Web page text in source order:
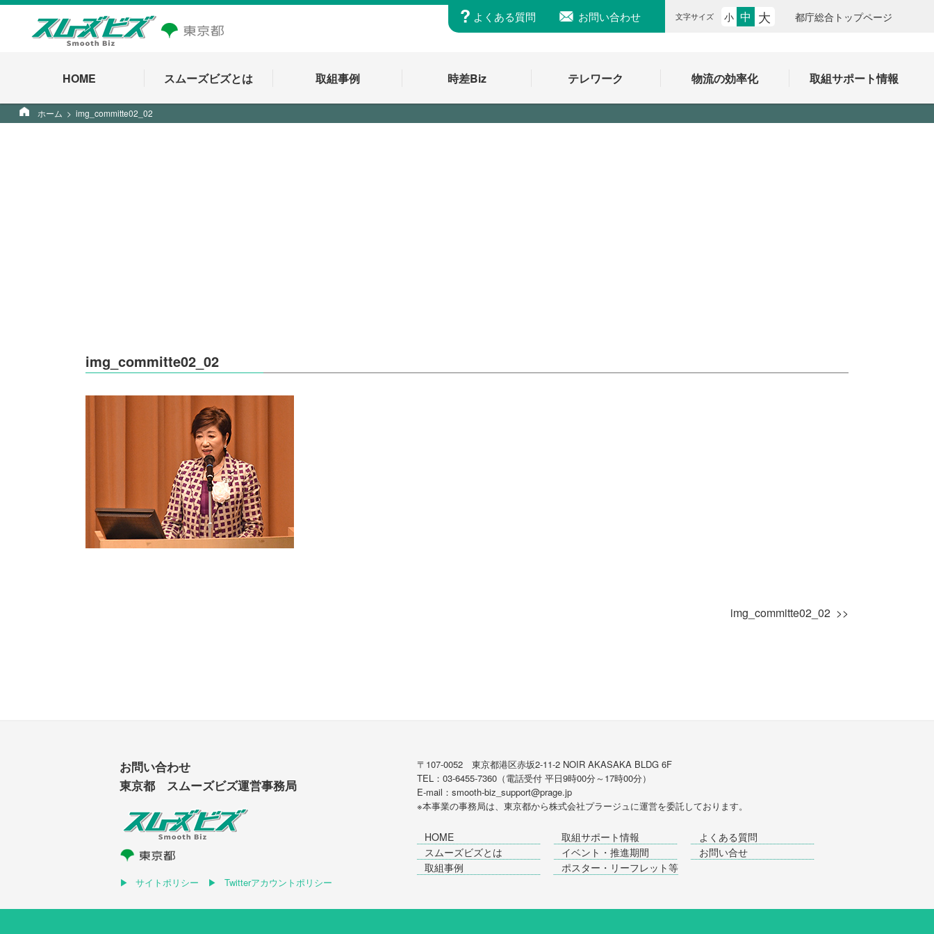
よくある質問 お問い合わせ 文字サイズ 小 中 大 都庁総合トップページ
HOME スムーズビズとは 取組事例 時差Biz テレワーク 物流の効率化 取組サポート情報
ホーム img_committe02_02
img_committe02_02
img_committe02_02
お問い合わせ
東京都 スムーズビズ運営事務局
サイトポリシー Twitterアカウントポリシー
〒107-0052 東京都港区赤坂2-11-2 NOIR AKASAKA BLDG 6F
TEL：03-6455-7360（電話受付 平日9時00分～17時00分）
E-mail：smooth-biz_support@prage.jp
※本事業の事務局は、東京都から株式会社プラージュに運営を委託しております。
HOME
スムーズビズとは
取組事例
取組サポート情報
イベント・推進期間
ポスター・リーフレット等
よくある質問
お問い合せ